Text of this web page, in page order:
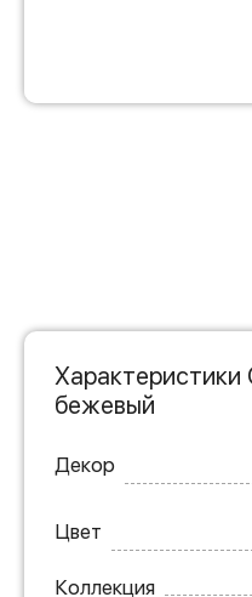
Характеристики
бежевый
Декор
Цвет
Коллекция